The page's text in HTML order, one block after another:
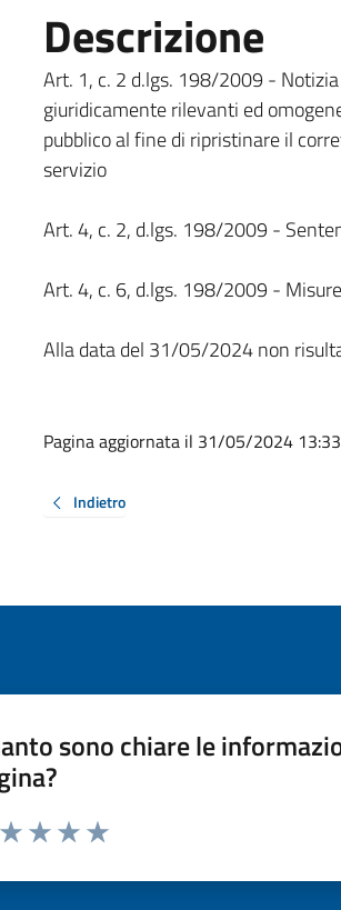
Descrizione
Art. 1, c. 2 d.lgs. 198/2009 -
giuridicamente rilevanti ed
pubblico al fine di ripristinare il
servizio
Art. 4, c. 2, d.lgs. 198/2009 -
Art. 4, c. 6, d.lgs. 198/2009 -
Alla data del 31/05/2024 non
Pagina aggiornata il 31/05/2024 13:33
Indietro
sono chiare le
da 1 a 5 stelle la pagina